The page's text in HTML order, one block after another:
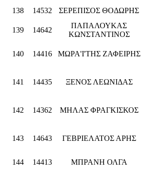
138 14532 ΣΕΡΕΠΙΣΟΣ ΘΟΔΩΡΗΣ
139 14642
ΠΑΠΑΛΟΥΚΑΣ
ΚΩΝΣΤΑΝΤΙΝΟΣ
140 14416 ΜΩΡΑ'Ι'ΤΗΣ ΖΑΦΕΙΡΗΣ
141 14435 ΞΕΝΟΣ ΛΕΩΝΙΔΑΣ
142 14362 ΜΗΛΑΣ ΦΡΑΓΚΙΣΚΟΣ
143 14643 ΓΕΒΡΙΕΛΑΤΟΣ ΑΡΗΣ
144 14413 ΜΠΡΑΝΗ ΟΛΓΑ